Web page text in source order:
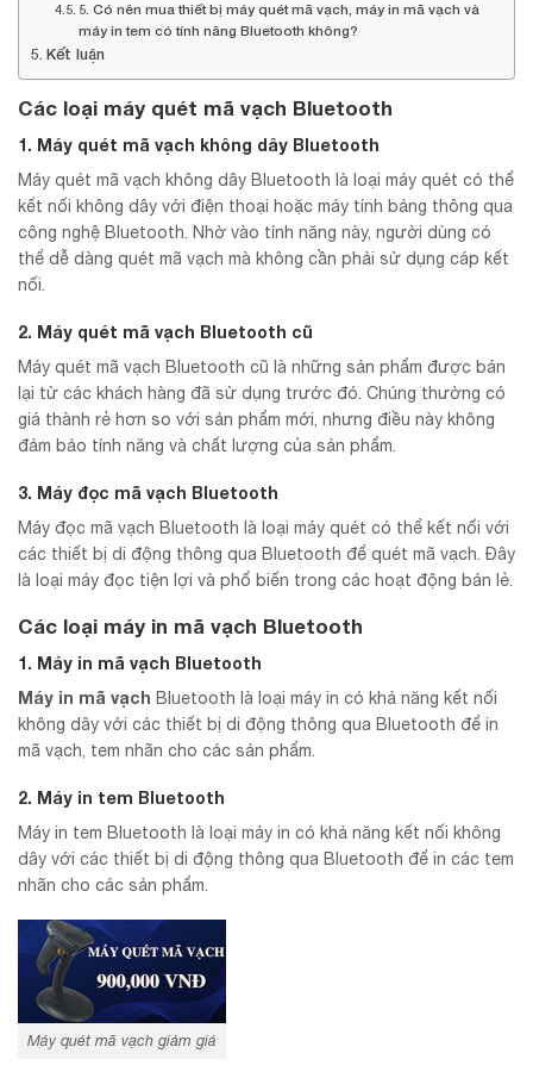
5. Có nên mua thiết bị máy quét mã vạch, máy in mã vạch và
máy in tem có tính năng Bluetooth không?
Kết luận
Các loại máy quét mã vạch Bluetooth
1. Máy quét mã vạch không dây Bluetooth
Máy quét mã vạch không dây Bluetooth là loại máy quét có thể
kết nối không dây với điện thoại hoặc máy tính bảng thông qua
công nghệ Bluetooth. Nhờ vào tính năng này, người dùng có
thể dễ dàng quét mã vạch mà không cần phải sử dụng cáp kết
nối.
2. Máy quét mã vạch Bluetooth cũ
Máy quét mã vạch Bluetooth cũ là những sản phẩm được bán
lại từ các khách hàng đã sử dụng trước đó. Chúng thường có
giá thành rẻ hơn so với sản phẩm mới, nhưng điều này không
đảm bảo tính năng và chất lượng của sản phẩm.
3. Máy đọc mã vạch Bluetooth
Máy đọc mã vạch Bluetooth là loại máy quét có thể kết nối với
các thiết bị di động thông qua Bluetooth để quét mã vạch. Đây
là loại máy đọc tiện lợi và phổ biến trong các hoạt động bán lẻ.
Các loại máy in mã vạch Bluetooth
1. Máy in mã vạch Bluetooth
Máy in mã vạch Bluetooth là loại máy in có khả năng kết nối
không dây với các thiết bị di động thông qua Bluetooth để in
mã vạch, tem nhãn cho các sản phẩm.
2. Máy in tem Bluetooth
Máy in tem Bluetooth là loại máy in có khả năng kết nối không
dây với các thiết bị di động thông qua Bluetooth để in các tem
nhãn cho các sản phẩm.
Máy quét mã vạch giảm giá